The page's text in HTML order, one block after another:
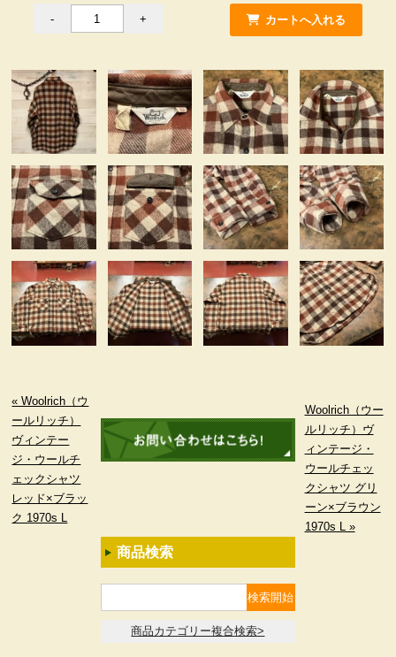
« Woolrich（ウ
ールリッチ）
ヴィンテー
ジ・ウールチ
ェックシャツ
レッド×ブラッ
ク 1970s L
Woolrich（ウー
ルリッチ）ヴ
ィンテージ・
ウールチェッ
クシャツ グリ
ーン×ブラウン
1970s L »
商品検索
商品カテゴリー複合検索>